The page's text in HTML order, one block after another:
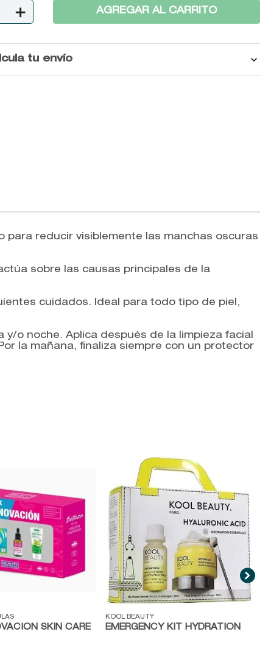
＋ AGREGAR AL CARRITO
tu envío
reducir visiblemente las manchas oscuras
sobre las causas principales de la
cuidados. Ideal para todo tipo de piel,
y/o noche. Aplica después de la limpieza facial
la mañana, finaliza siempre con un protector
SKIN CARE
Vista rápida
KOOL BEAUTY
EMERGENCY KIT HYDRATION